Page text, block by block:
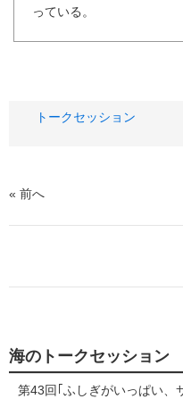
っている。
トークセッション
« 前へ
海のトークセッション
第43回｢ふしぎがいっぱい、